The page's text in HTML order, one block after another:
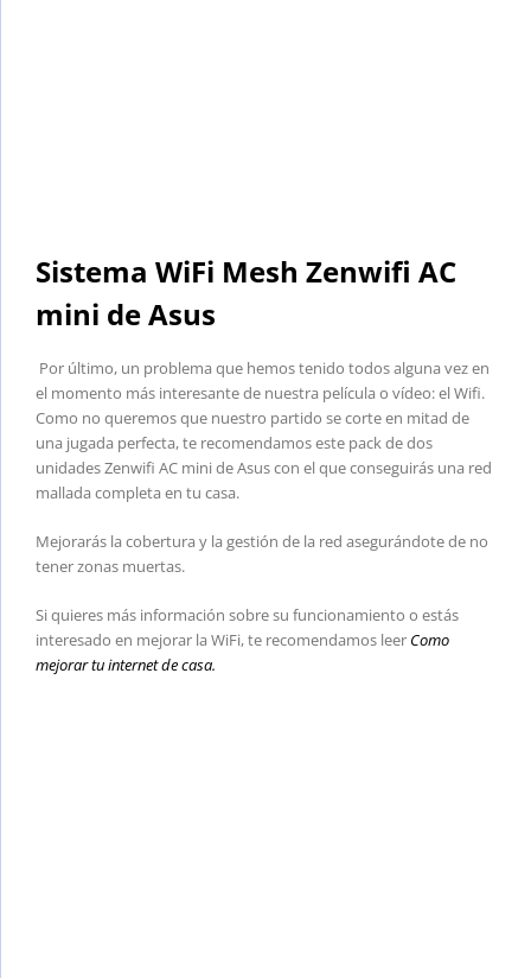
Sistema WiFi Mesh Zenwifi AC
mini de Asus
Por último, un problema que hemos tenido todos alguna vez en
el momento más interesante de nuestra película o vídeo: el Wifi.
Como no queremos que nuestro partido se corte en mitad de
una jugada perfecta, te recomendamos este pack de dos
unidades Zenwifi AC mini de Asus con el que conseguirás una red
mallada completa en tu casa.
Mejorarás la cobertura y la gestión de la red asegurándote de no
tener zonas muertas.
Si quieres más información sobre su funcionamiento o estás
interesado en mejorar la WiFi, te recomendamos leer Como
mejorar tu internet de casa.